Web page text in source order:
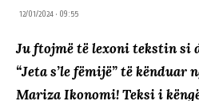
12/01/2024 • 09:55
Ju ftojmë të lexoni tekstin si
“Jeta s’le fëmijë” të kënduar
Mariza Ikonomi!Teksi i